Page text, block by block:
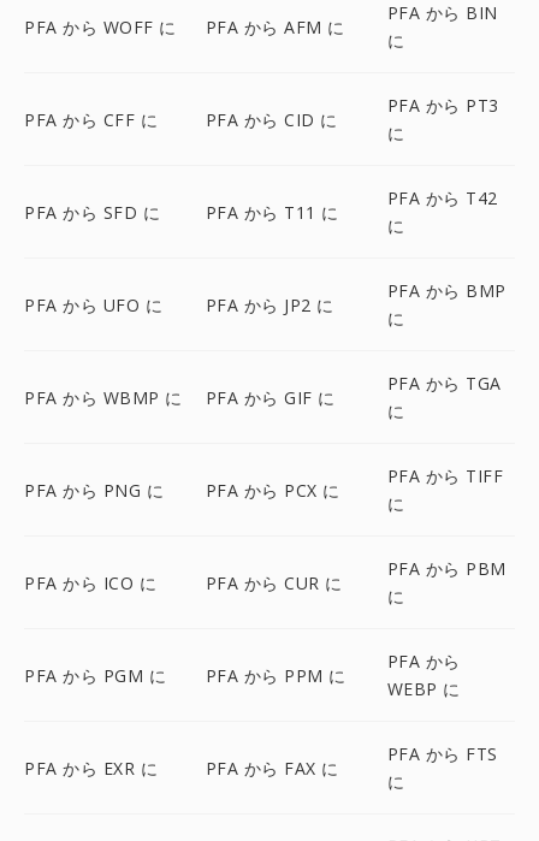
PFA から WOFF に PFA から AFM に
PFA から BIN
に
PFA から CFF に PFA から CID に
PFA から PT3
に
PFA から SFD に PFA から T11 に
PFA から T42
に
PFA から UFO に PFA から JP2 に
PFA から BMP
に
PFA から WBMP に PFA から GIF に
PFA から TGA
に
PFA から PNG に PFA から PCX に
PFA から TIFF
に
PFA から ICO に PFA から CUR に
PFA から PBM
に
PFA から PGM に PFA から PPM に
PFA から
WEBP に
PFA から EXR に PFA から FAX に
PFA から FTS
に